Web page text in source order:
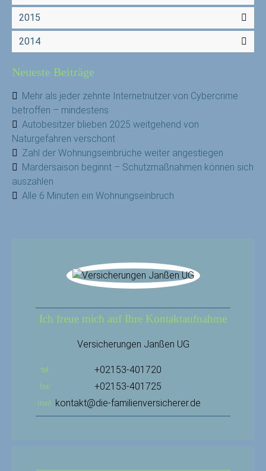
2015
2014
Neueste Beiträge
Mehr als jeder zehnte Internetnutzer von Cybercrime
betroffen – mindestens
Autobesitzer blieben 2025 weitgehend von
Naturgefahren verschont
Zahl der Wohnungseinbrüche weiter angestiegen
Mardersaison beginnt – Schutzmaßnahmen können sich
auszahlen
Alle 6 Minuten ein Wohnungseinbruch
Ich freue mich auf Ihre Kontaktaufnahme
Versicherungen Janßen UG
tel +02153-401720
fax +02153-401725
mail kontakt@die-familienversicherer.de